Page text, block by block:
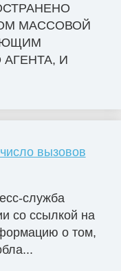
МАССОВОЙ
И
вызовов
служба
со ссылкой на
о том,